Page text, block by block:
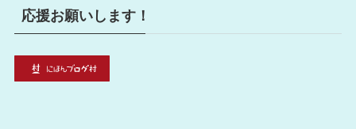
応援お願いします！